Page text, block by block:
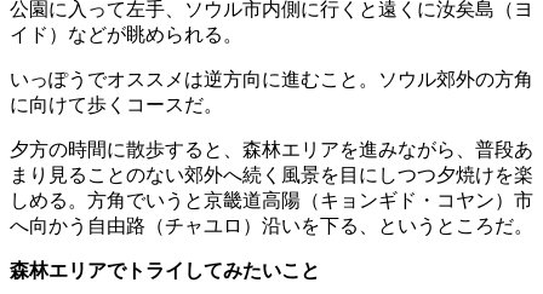
公園に入って左手、ソウル市内側に行くと遠くに汝矣島（ヨ
イド）などが眺められる。
いっぽうでオススメは逆方向に進むこと。ソウル郊外の方角
に向けて歩くコースだ。
夕方の時間に散歩すると、森林エリアを進みながら、普段あ
まり見ることのない郊外へ続く風景を目にしつつ夕焼けを楽
しめる。方角でいうと京畿道高陽（キョンギド・コヤン）市
へ向かう自由路（チャユロ）沿いを下る、というところだ。
森林エリアでトライしてみたいこと